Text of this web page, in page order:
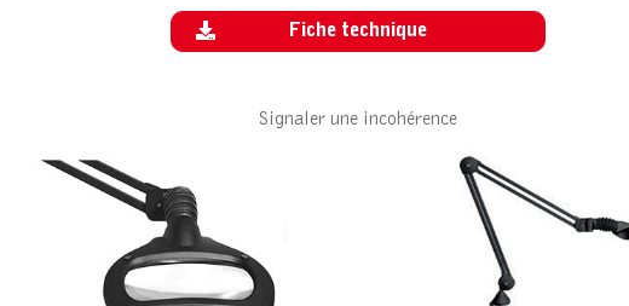
Fiche technique
Signaler une incohérence
ACCESSOIRE POUR WAVE LED 3.5D